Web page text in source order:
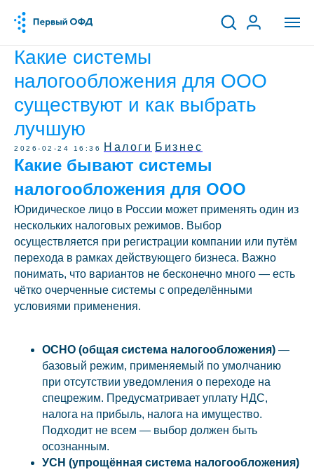
Какие системы
налогообложения для ООО
существуют и как выбрать
лучшую
2026-02-24 16:36 Налоги Бизнес
Какие бывают системы
налогообложения для ООО
Юридическое лицо в России может применять один из
нескольких налоговых режимов. Выбор
осуществляется при регистрации компании или путём
перехода в рамках действующего бизнеса. Важно
понимать, что вариантов не бесконечно много — есть
чётко очерченные системы с определёнными
условиями применения.
ОСНО (общая система налогообложения) —
базовый режим, применяемый по умолчанию
при отсутствии уведомления о переходе на
спецрежим. Предусматривает уплату НДС,
налога на прибыль, налога на имущество.
Подходит не всем — выбор должен быть
осознанным.
УСН (упрощённая система налогообложения)